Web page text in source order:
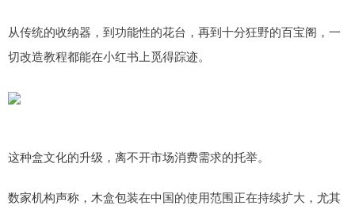
从传统的收纳器，到功能性的花台，再到十分狂野的百宝阁，一
切改造教程都能在小红书上觅得踪迹。
这种盒文化的升级，离不开市场消费需求的托举。
数家机构声称，木盒包装在中国的使用范围正在持续扩大，尤其